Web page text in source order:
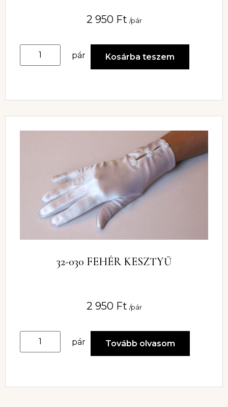
2 950 Ft /pár
pár Kosárba teszem
32-030 FEHÉR KESZTYŰ
2 950 Ft /pár
pár Tovább olvasom